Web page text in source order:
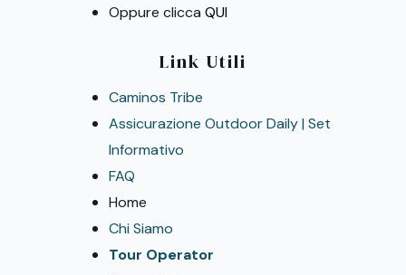
Oppure clicca QUI
Link Utili
Caminos Tribe
Assicurazione Outdoor Daily | Set
Informativo
FAQ
Home
Chi Siamo
Tour Operator